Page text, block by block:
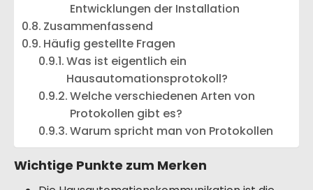
Entwicklungen der Installation
Zusammenfassend
Häufig gestellte Fragen
Was ist eigentlich ein
Hausautomationsprotokoll?
Welche verschiedenen Arten von
Protokollen gibt es?
Warum spricht man von Protokollen
Wichtige Punkte zum Merken